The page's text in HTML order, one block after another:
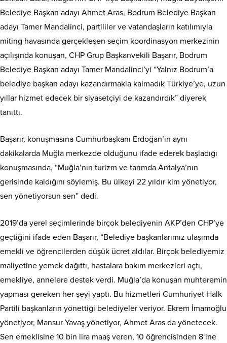
Belediye Başkan adayı Ahmet Aras, Bodrum Belediye Başkan
adayı Tamer Mandalinci, partililer ve vatandaşların katılımıyla
miting havasında gerçekleşen seçim koordinasyon merkezinin
açılışında konuşan, CHP Grup Başkanvekili Başarır, Bodrum
Belediye Başkan adayı Tamer Mandalinci’yi “Yalnız Bodrum’a
belediye başkan adayı kazandırmakla kalmadık Türkiye’ye, uzun
yıllar hizmet edecek bir siyasetçiyi de kazandırdık” diyerek
tanıttı.
Başarır, konuşmasına Cumhurbaşkanı Erdoğan’ın aynı
dakikalarda Muğla merkezde olduğunu ifade ederek başladığı
konuşmasında, “Muğla’nın turizm ve tarımda Antalya’nın
gerisinde kaldığını söylemiş. Bu ülkeyi 22 yıldır kim yönetiyor,
sen yönetiyorsun sen” dedi.
2019’da yerel seçimlerinde birçok belediyenin AKP’den CHP’ye
geçtiğini ifade eden Başarır, “Belediye başkanlarımız ulaşımda
emekli ve öğrencilerden düşük ücret aldılar. Birçok belediyemiz
maliyetine yemek dağıttı, hastalara bakım merkezleri açtı,
emekliye, annelere destek verdi. Muğla’da konuşan muhteremin
yapması gereken her şeyi yaptı. Bu hizmetleri Cumhuriyet Halk
Partili başkanların yönettiği belediyeler veriyor. Ekrem İmamoğlu
yönetiyor, Mansur Yavaş yönetiyor, Ahmet Aras da yönetecek.
Sen emeklisine 10 bin lira maaş veren, 10 öğrencisinden 8‘ine